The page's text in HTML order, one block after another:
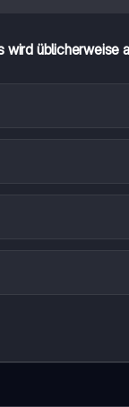
wird üblicherweise